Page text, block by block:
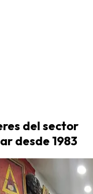
del sector
desde 1983